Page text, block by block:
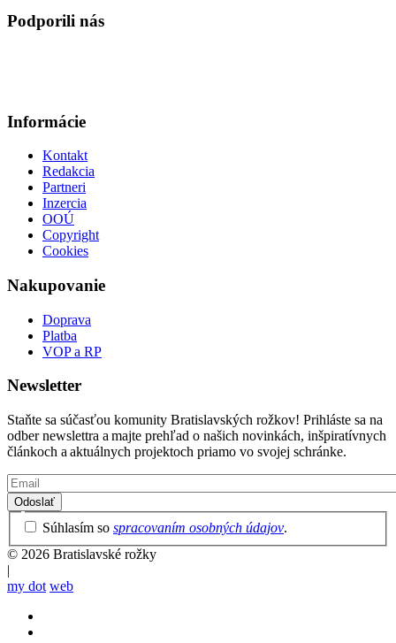
Podporili nás
Informácie
Kontakt
Redakcia
Partneri
Inzercia
OOÚ
Copyright
Cookies
Nakupovanie
Doprava
Platba
VOP a RP
Newsletter
Staňte sa súčasťou komunity Bratislavských rožkov! Prihláste sa na
odber newslettra a majte prehľad o našich novinkách, inšpiratívnych
článkoch a aktuálnych projektoch priamo vo svojej schránke.
Email
Privacy
Policy
Súhlasím so spracovaním osobných údajov.
© 2026 Bratislavské rožky
|
my dot web